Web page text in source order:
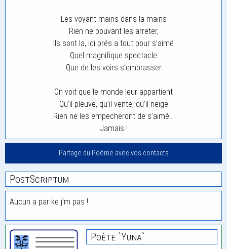
Les voyant mains dans la mains
Rien ne pouvant les arreter,
Ils sont la, ici prés a tout pour s’aimé
Quel magnifique spectacle
Que de les voirs s’embrasser
On voit que le monde leur appartient
Qu’il pleuve, qu’il vente, qu’il neige
Rien ne les empecheront de s’aimé…
Jamais !
Partage du Poème avec vos contacts
PostScriptum
Aucun a par ke j’m pas !
Poète `Yuna`